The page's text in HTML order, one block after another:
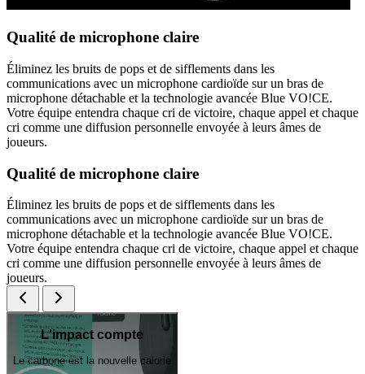
Qualité de microphone claire
Éliminez les bruits de pops et de sifflements dans les
communications avec un microphone cardioïde sur un bras de
microphone détachable et la technologie avancée Blue VO!CE.
Votre équipe entendra chaque cri de victoire, chaque appel et chaque
cri comme une diffusion personnelle envoyée à leurs âmes de
joueurs.
Qualité de microphone claire
Éliminez les bruits de pops et de sifflements dans les
communications avec un microphone cardioïde sur un bras de
microphone détachable et la technologie avancée Blue VO!CE.
Votre équipe entendra chaque cri de victoire, chaque appel et chaque
cri comme une diffusion personnelle envoyée à leurs âmes de
joueurs.
L'impact compte
Le carbone est la nouvelle calorie